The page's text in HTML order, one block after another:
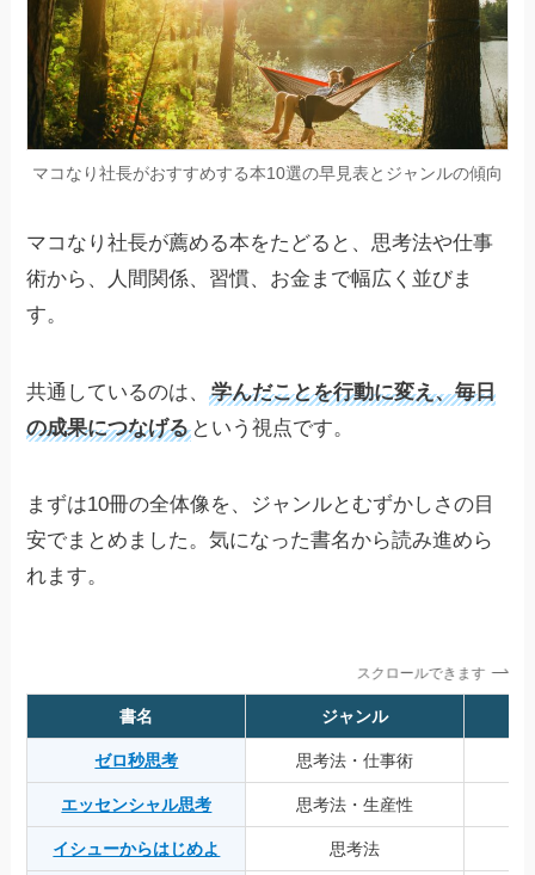
マコなり社長がおすすめする本10選の早見表とジャンルの傾向
マコなり社長が薦める本をたどると、思考法や仕事
術から、人間関係、習慣、お金まで幅広く並びま
す。
共通しているのは、学んだことを行動に変え、毎日
の成果につなげる という視点です。
まずは10冊の全体像を、ジャンルとむずかしさの目
安でまとめました。気になった書名から読み進めら
れます。
スクロールできます
書名 ジャンル
ゼロ秒思考 思考法・仕事術
エッセンシャル思考 思考法・生産性
イシューからはじめよ 思考法